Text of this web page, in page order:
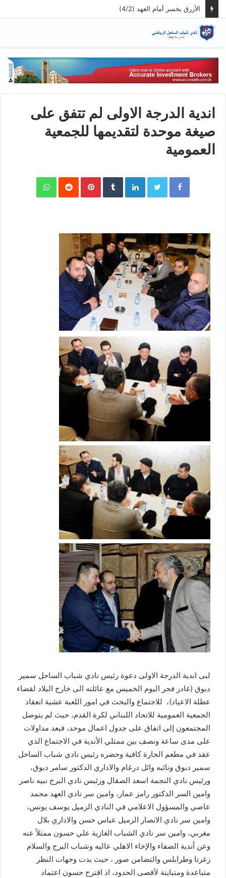
الأزرق يخسر أمام العهد (4/2)
اندية الدرجة الاولى لم تتفق على
صيغة موحدة لتقديمها للجمعية
العمومية
Facebook
Twitter
LinkedIn
Pinterest
WhatsApp
لبى اندية الدرجة الاولى دعوة رئيس نادي شباب الساحل سمير
دبوق (غادر فجر اليوم الخميس مع عائلته الى خارج البلاد لقضاء
عطلة الاعياد)، للاجتماع والبحث في امور اللعبة عشية انعقاد
الجمعية العمومية للاتحاد اللبناني لكرة القدم، حيث لم يتوصل
المجتمعون إلى اتفاق على جدول اعمال موحد، فبعد مداولات
على مدى ساعة ونصف بين ممثلي الأندية في الاجتماع الذي
عقد في مطعم الحارة كافية وحضره رئيس نادي شباب الساحل
سمير دبوق ونائبه وائل درغام والاداري الدكتور سامر دبوق،
ورئيس نادي النجمة اسعد الصقال ورئيس نادي البرج نبيه ناصر
وامين السر الدكتور رامز عمار، وامين سر نادي العهد محمد
عاصي والمسؤول الاعلامي في النادي الزميل يوسف يونس،
وامين سر نادي الانصار الزميل عباس حسن والاداري بلال
مغربي، وامين سر نادي الشباب الغازية علي حسون ممثلاً عنه
وعن أندية الصفاء والإخاء الاهلي عاليه وشباب البرج والسلام
زغرتا وطرابلس والتضامن صور ، حيث بدت وجهات النظر
متباعدة ومتباينة لأقصى الحدود، اذ اقترح حسون اعتماد